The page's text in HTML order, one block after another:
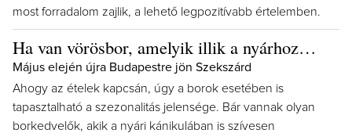
most forradalom zajlik, a lehető legpozitívabb értelemben.
Ha van vörösbor, amelyik illik a nyárhoz…
Május elején újra Budapestre jön Szekszárd
Ahogy az ételek kapcsán, úgy a borok esetében is
tapasztalható a szezonalitás jelensége. Bár vannak olyan
borkedvelők, akik a nyári kánikulában is szívesen